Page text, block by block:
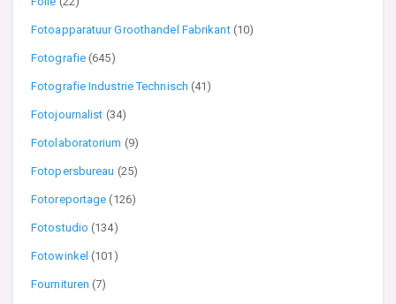
Fotoapparatuur Groothandel Fabrikant (10)
Fotografie(645)
Fotografie Industrie Technisch(41)
Fotojournalist (34)
Fotolaboratorium (9)
Fotopersbureau (25)
Fotoreportage(126)
Fotostudio(134)
Fotowinkel(101)
Fournituren(7)